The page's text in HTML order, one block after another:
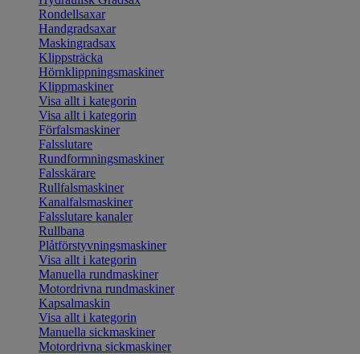
Rondellsaxar
Handgradsaxar
Maskingradsax
Klippsträcka
Hörnklippningsmaskiner
Klippmaskiner
Visa allt i kategorin
Visa allt i kategorin
Förfalsmaskiner
Falsslutare
Rundformningsmaskiner
Falsskärare
Rullfalsmaskiner
Kanalfalsmaskiner
Falsslutare kanaler
Rullbana
Plåtförstyvningsmaskiner
Visa allt i kategorin
Manuella rundmaskiner
Motordrivna rundmaskiner
Kapsalmaskin
Visa allt i kategorin
Manuella sickmaskiner
Motordrivna sickmaskiner